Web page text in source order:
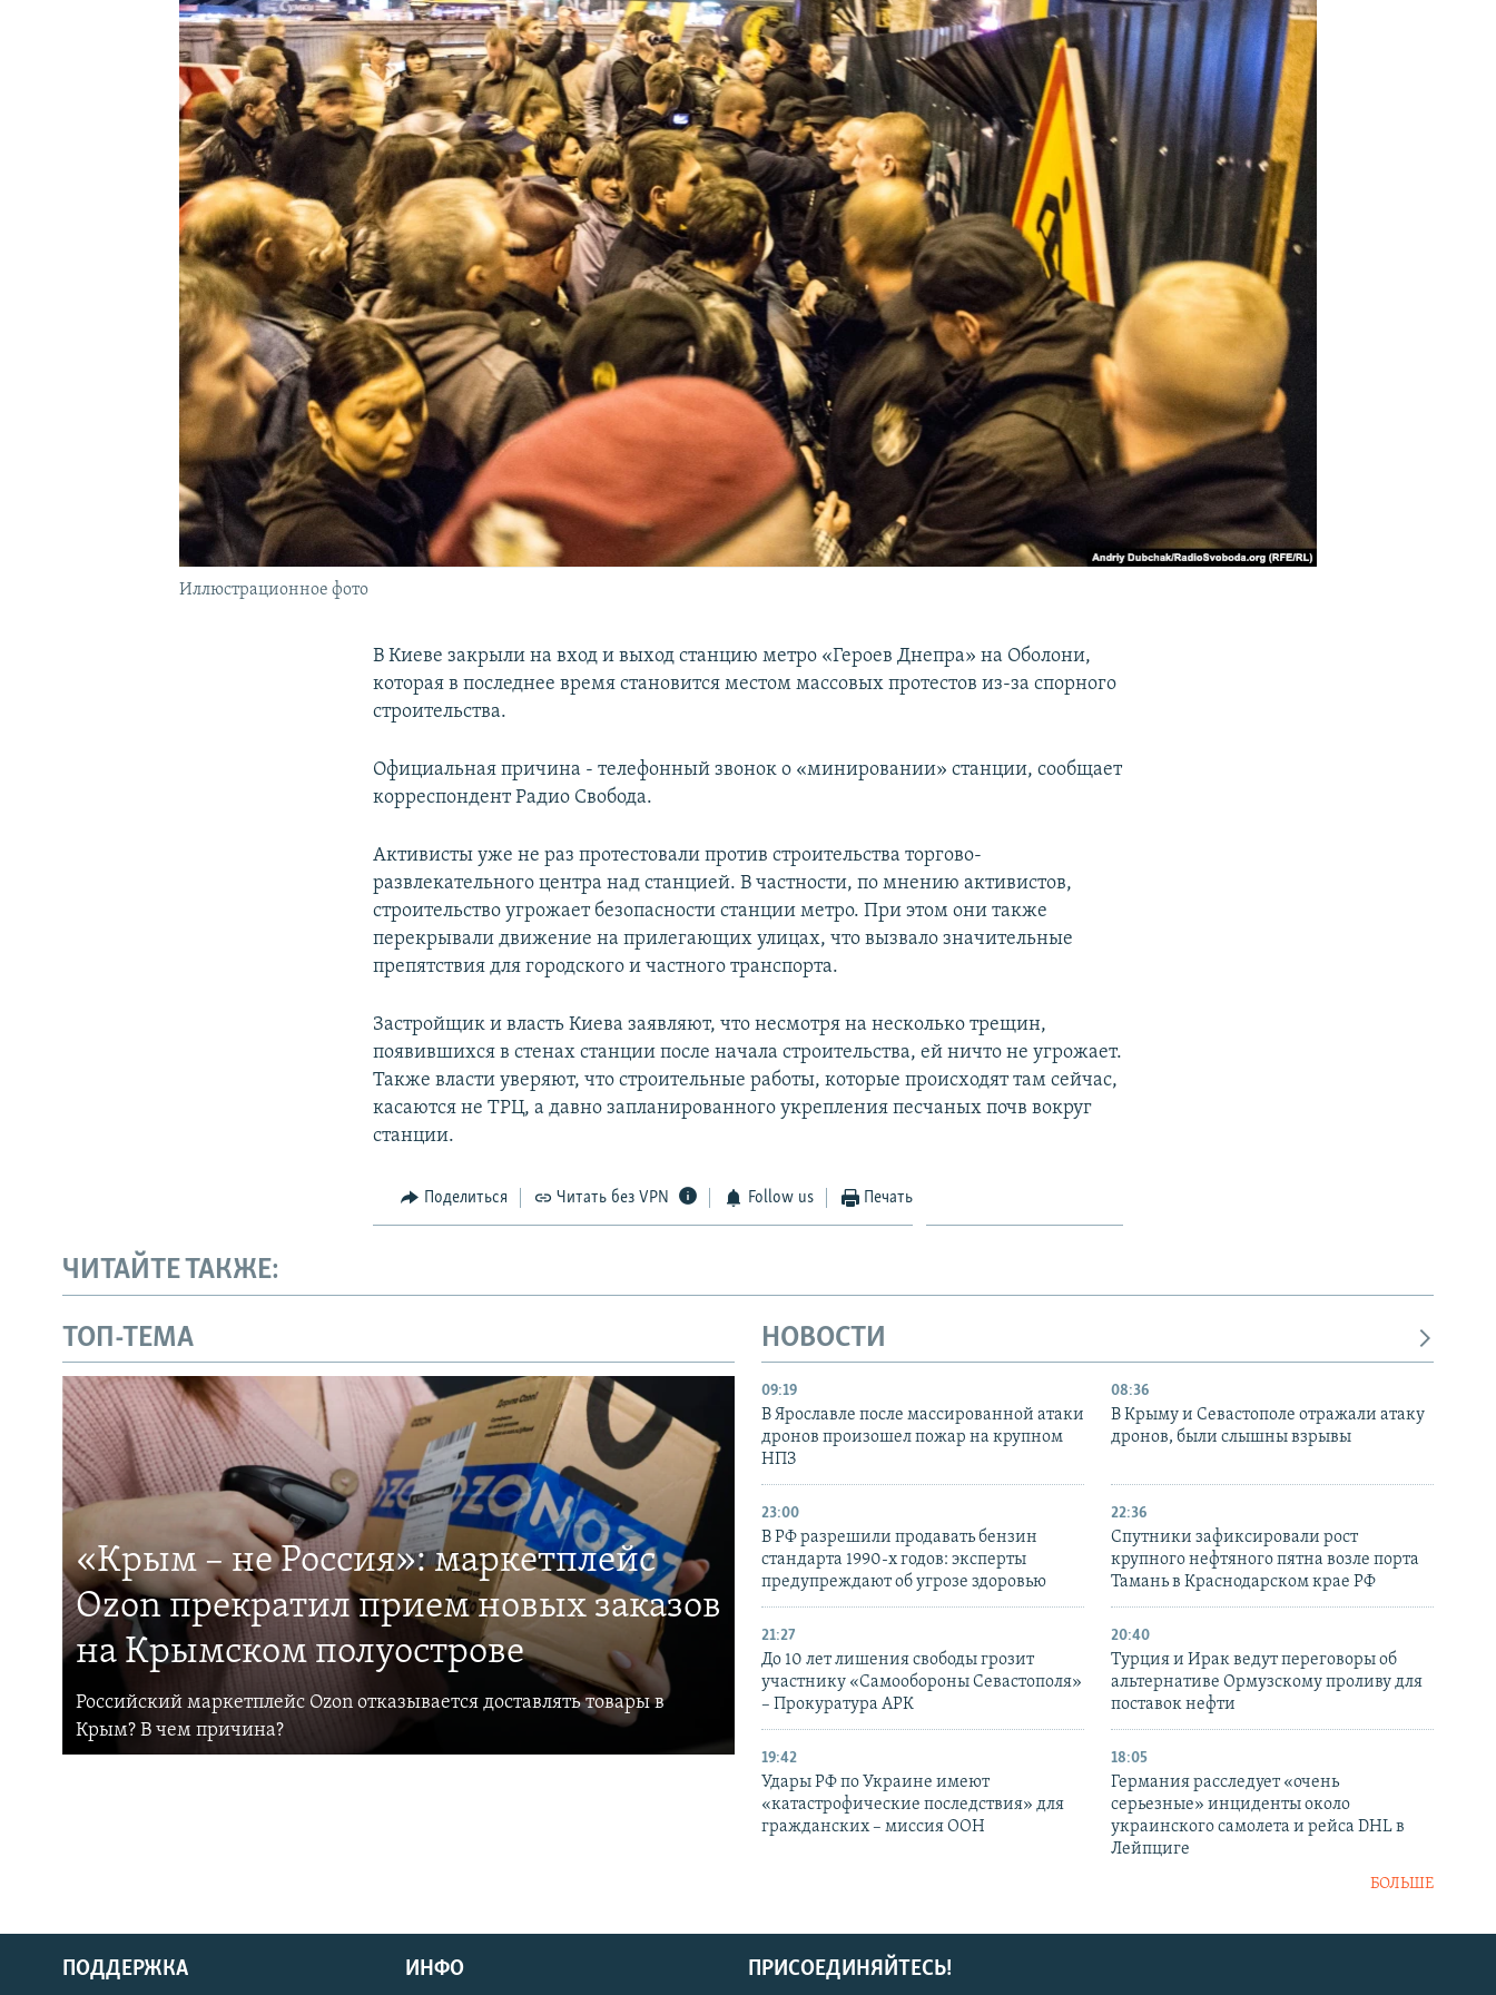
КРЫМ.НЕПОКОРЕННЫЙ
УКРАИНСКАЯ ПРОБЛЕМА КРЫМА
Иллюстрационное фото
В Киеве закрыли на вход и выход станцию метро «Героев Днепра» на Оболони,
которая в последнее время становится местом массовых протестов из-за спорного
строительства.
Официальная причина - телефонный звонок о «минировании» станции, сообщает
корреспондент Радио Свобода.
Активисты уже не раз протестовали против строительства торгово-
развлекательного центра над станцией. В частности, по мнению активистов,
строительство угрожает безопасности станции метро. При этом они также
перекрывали движение на прилегающих улицах, что вызвало значительные
препятствия для городского и частного транспорта.
Застройщик и власть Киева заявляют, что несмотря на несколько трещин,
появившихся в стенах станции после начала строительства, ей ничто не угрожает.
Также власти уверяют, что строительные работы, которые происходят там сейчас,
касаются не ТРЦ, а давно запланированного укрепления песчаных почв вокруг
станции.
Поделиться Читать без VPN Follow us Печать
ЧИТАЙТЕ ТАКЖЕ:
ТОП-ТЕМА
«Крым – не Россия»: маркетплейс
Ozon прекратил прием новых заказов
на Крымском полуострове
Российский маркетплейс Ozon отказывается доставлять товары в
Крым? В чем причина?
НОВОСТИ
09:19
В Ярославле после массированной атаки
дронов произошел пожар на крупном
НПЗ
08:36
В Крыму и Севастополе отражали атаку
дронов, были слышны взрывы
23:00
В РФ разрешили продавать бензин
стандарта 1990-х годов: эксперты
предупреждают об угрозе здоровью
22:36
Спутники зафиксировали рост
крупного нефтяного пятна возле порта
Тамань в Краснодарском крае РФ
21:27
До 10 лет лишения свободы грозит
участнику «Самообороны Севастополя»
– Прокуратура АРК
20:40
Турция и Ирак ведут переговоры об
альтернативе Ормузскому проливу для
поставок нефти
19:42
Удары РФ по Украине имеют
«катастрофические последствия» для
гражданских – миссия ООН
18:05
Германия расследует «очень
серьезные» инциденты около
украинского самолета и рейса DHL в
Лейпциге
БОЛЬШЕ
ПРИСОЕДИНЯЙТЕСЬ!
ПОДДЕРЖКА ИНФО